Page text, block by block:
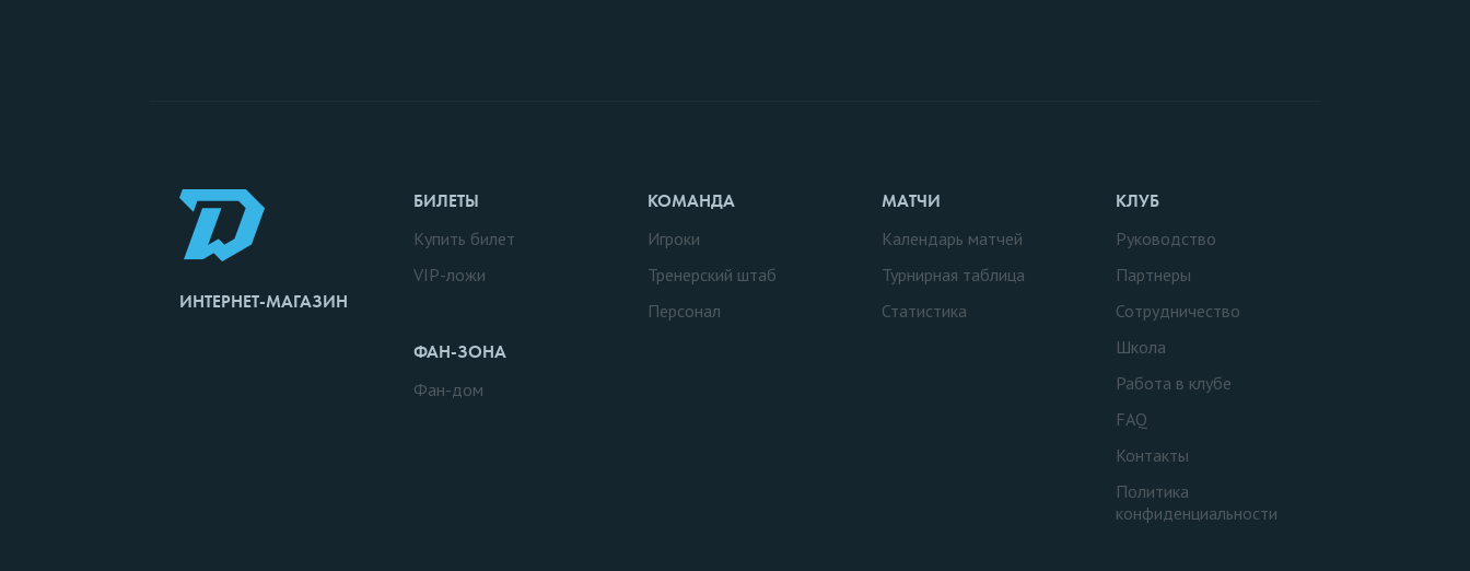
ИНТЕРНЕТ-МАГАЗИН
БИЛЕТЫ
Купить билет
VIP-ложи
ФАН-ЗОНА
Фан-дом
КОМАНДА
Игроки
Тренерский штаб
Персонал
МАТЧИ
Календарь матчей
Турнирная таблица
Статистика
КЛУБ
Руководство
Партнеры
Сотрудничество
Школа
Работа в клубе
FAQ
Контакты
Политика
конфиденциальности